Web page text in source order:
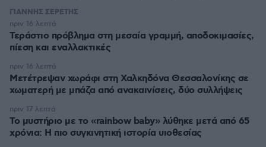
ΓΙΑΝΝΗΣ ΣΕΡΕΤΗΣ
Τεράστιο πρόβλημα στη μεσαία γραμμή, αποδοκιμασίες,
πίεση και εναλλακτικές
πριν 16 λεπτά
Μετέτρεψαν χωράφι στη Χαλκηδόνα Θεσσαλονίκης σε
χωματερή με μπάζα από ανακαινίσεις, δύο συλλήψεις
πριν 16 λεπτά
Το μυστήριο με το «rainbow baby» λύθηκε μετά από 65
χρόνια: Η πιο συγκινητική ιστορία υιοθεσίας
πριν 17 λεπτά